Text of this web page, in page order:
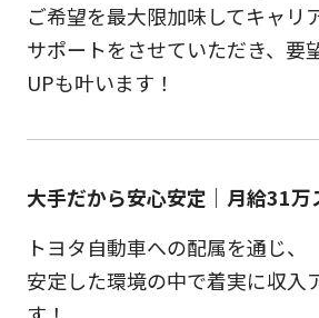
ご希望を最大限加味してキャリ
サポートをさせていただき、要
UPも叶います！
大手だから安心安定｜月給31万
トヨタ自動車への配属を通じ、
安定した環境の中で着実に収入